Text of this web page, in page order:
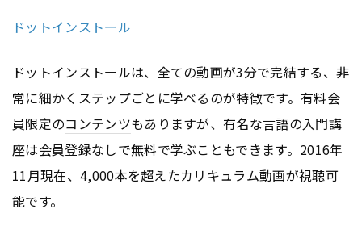
ドットインストール
ドットインストールは、全ての動画が3分で完結する、非
常に細かくステップごとに学べるのが特徴です。有料会
員限定のコンテンツもありますが、有名な言語の入門講
座は会員登録なしで無料で学ぶこともできます。2016年
11月現在、4,000本を超えたカリキュラム動画が視聴可
能です。